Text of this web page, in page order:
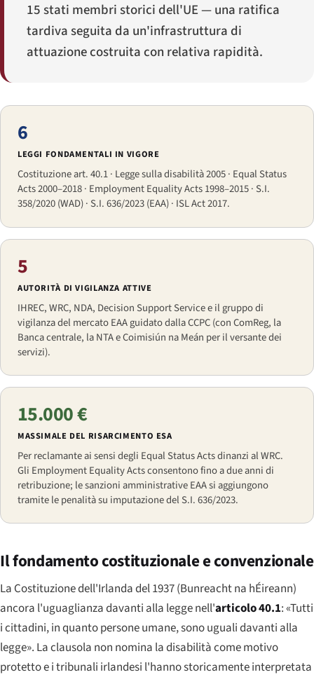
15 stati membri storici dell'UE — una ratifica
tardiva seguita da un'infrastruttura di
attuazione costruita con relativa rapidità.
6
LEGGI FONDAMENTALI IN VIGORE
Costituzione art. 40.1 · Legge sulla disabilità 2005 · Equal Status
Acts 2000–2018 · Employment Equality Acts 1998–2015 · S.I.
358/2020 (WAD) · S.I. 636/2023 (EAA) · ISL Act 2017.
5
AUTORITÀ DI VIGILANZA ATTIVE
IHREC, WRC, NDA, Decision Support Service e il gruppo di
vigilanza del mercato EAA guidato dalla CCPC (con ComReg, la
Banca centrale, la NTA e Coimisiún na Meán per il versante dei
servizi).
15.000 €
MASSIMALE DEL RISARCIMENTO ESA
Per reclamante ai sensi degli Equal Status Acts dinanzi al WRC.
Gli Employment Equality Acts consentono fino a due anni di
retribuzione; le sanzioni amministrative EAA si aggiungono
tramite le penalità su imputazione del S.I. 636/2023.
Il fondamento costituzionale e convenzionale
La Costituzione dell'Irlanda del 1937 (Bunreacht na hÉireann)
ancora l'uguaglianza davanti alla legge nell'articolo 40.1: «Tutti
i cittadini, in quanto persone umane, sono uguali davanti alla
legge». La clausola non nomina la disabilità come motivo
protetto e i tribunali irlandesi l'hanno storicamente interpretata